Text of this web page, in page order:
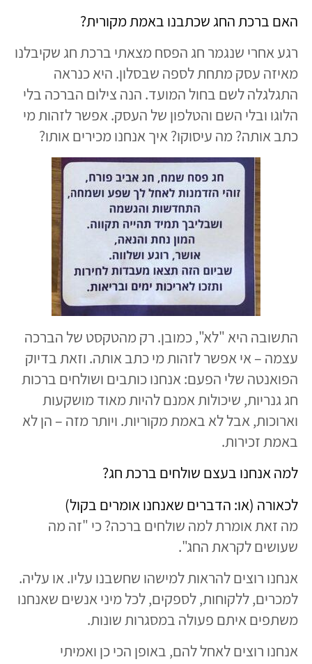
האם ברכת החג שכתבנו באמת מקורית?
רגע אחרי שנגמר חג הפסח מצאתי ברכת חג שקיבלנו
מאיזה עסק מתחת לספה שבסלון. היא כנראה
התגלגלה לשם בחול המועד. הנה צילום הברכה בלי
הלוגו ובלי השם והטלפון של העסק. אפשר לזהות מי
כתב אותה? מה עיסוקו? איך אנחנו מכירים אותו?
התשובה היא "לא", כמובן. רק מהטקסט של הברכה
עצמה – אי אפשר לזהות מי כתב אותה. וזאת בדיוק
הפואנטה שלי הפעם: אנחנו כותבים ושולחים ברכות
חג גנריות, שיכולות אמנם להיות מאוד מושקעות
וארוכות, אבל לא באמת מקוריות. ויותר מזה – הן לא
באמת זכירות.
למה אנחנו בעצם שולחים ברכת חג?
לכאורה (או: הדברים שאנחנו אומרים בקול)
מה זאת אומרת למה שולחים ברכה? כי "זה מה
שעושים לקראת החג".
אנחנו רוצים להראות למישהו שחשבנו עליו. או עליה.
למכרים, ללקוחות, לספקים, לכל מיני אנשים שאנחנו
משתפים איתם פעולה במסגרות שונות.
אנחנו רוצים לאחל להם, באופן הכי כן ואמיתי